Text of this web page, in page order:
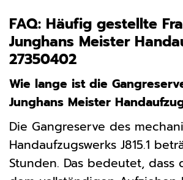
FAQ: Häufig gestellte
Junghans Meister
27350402
Wie lange ist die
Junghans Meister
Die Gangreserve des
Handaufzugswerks J815.1
Stunden. Das bedeutet, dass